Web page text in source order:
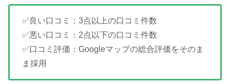
✅良い口コミ：3点以上の口コミ件数
✅悪い口コミ：2点以下の口コミ件数
✅口コミ評価：Googleマップの総合評価をそのま
ま採用